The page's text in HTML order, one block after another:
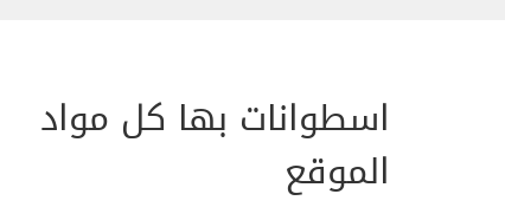
اسطوانات بها كل مواد
الموقع